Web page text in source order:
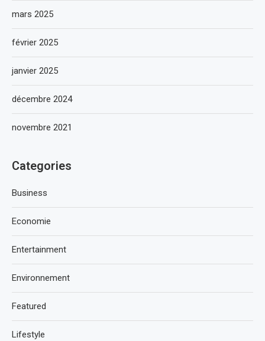
mars 2025
février 2025
janvier 2025
décembre 2024
novembre 2021
Categories
Business
Economie
Entertainment
Environnement
Featured
Lifestyle